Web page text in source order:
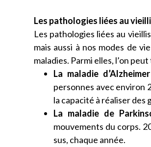
Les pathologies liées au
Les pathologies liées au
mais aussi à nos modes de
maladies. Parmi elles, l’on
La maladie d’Alzheimer
personnes avec environ
la capacité à réaliser des
La maladie de
mouvements du corps.
sus, chaque année.